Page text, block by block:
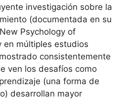
investigación sobre la
(documentada en su
Psychology of
en múltiples estudios
consistentemente
ven los desafíos como
(una forma de
desarrollan mayor